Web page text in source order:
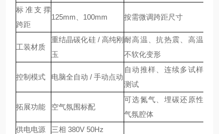
标准支撑
跨距
125mm、100mm 按需微调跨距尺寸
工装材质
重结晶碳化硅 / 高纯刚
玉
耐高温、抗热震、高温
不软化变形
控制模式 电脑全自动 / 手动点动
自动推样、连续多试样
测试
拓展功能 空气氛围标配
可选氮气、埋碳还原性
气氛腔体
供电电源
三相 380V 50Hz